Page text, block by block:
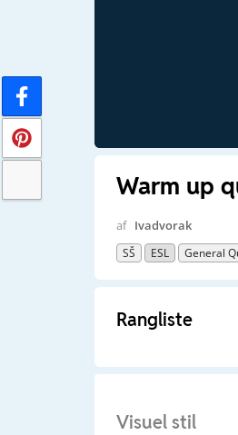
Warm up
af Ivadvorak
SŠ ESL General
Rangliste
Visuel stil